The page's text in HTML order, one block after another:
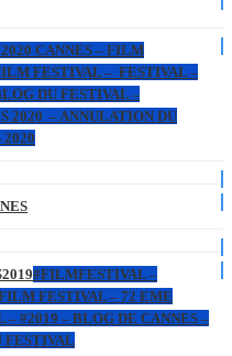
CANNES – FILM
FESTIVAL – FESTIVAL –
DU FESTIVAL –
2020 – ANNULATION DU
2020
#FILMFESTIVAL –
FESTIVAL – 72 EME
– #2019 – BLOG DE CANNES –
FESTIVAL